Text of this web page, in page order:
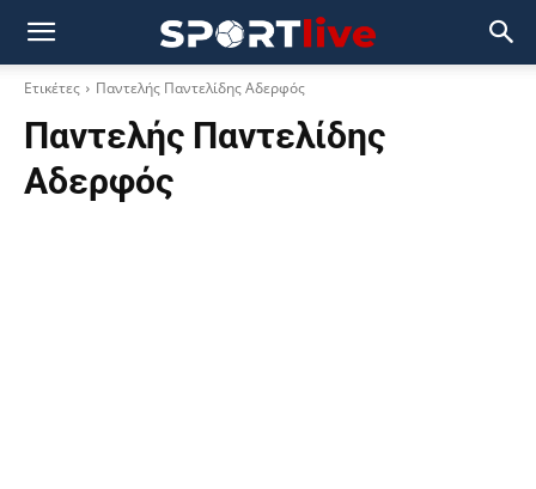
Ετικέτες Παντελής Παντελίδης Αδερφός
Παντελής Παντελίδης
Αδερφός